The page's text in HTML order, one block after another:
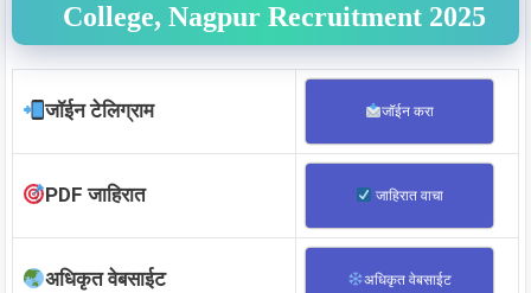
College, Nagpur Recruitment 2025
जॉईन टेलिग्राम जॉईन करा
PDF जाहिरात जाहिरात वाचा
अधिकृत वेबसाईट अधिकृत वेबसाईट